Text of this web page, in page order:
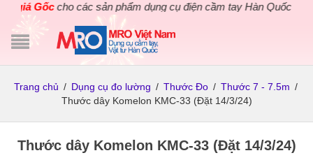
giá Gốccho các sản phẩm dụng cụ điện cầm tay Hàn Quốc chính
Trang chủ / Dụng cụ đo lường / Thước Đo / Thước 7 - 7.5m /
Thước dây Komelon KMC-33 (Đặt 14/3/24)
Thước dây Komelon KMC-33 (Đặt 14/3/24)